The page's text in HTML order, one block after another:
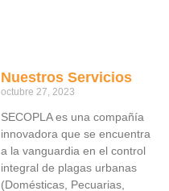
Nuestros Servicios
octubre 27, 2023
SECOPLA es una compañía
innovadora que se encuentra
a la vanguardia en el control
integral de plagas urbanas
(Domésticas, Pecuarias,